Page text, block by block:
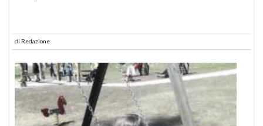
di Redazione